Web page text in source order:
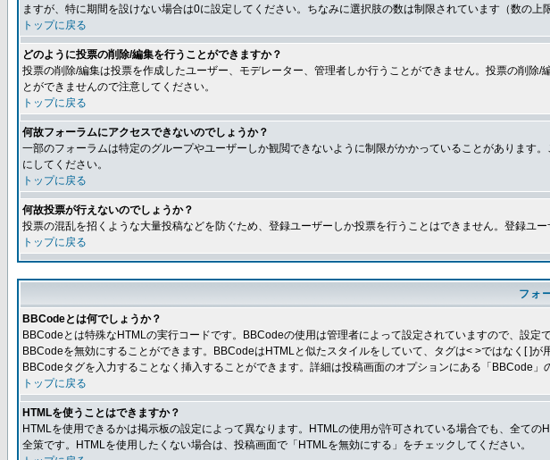
ますが、特に期間を設けない場合は0に設定してください。ちなみに選択肢の数は制限されています（数の上
トップに戻る
どのように投票の削除/編集を行うことができますか？
投票の削除/編集は投票を作成したユーザー、モデレーター、管理者しか行うことができません。投票の削
とができませんので注意してください。
トップに戻る
何故フォーラムにアクセスできないのでしょうか？
一部のフォーラムは特定のグループやユーザーしか観閲できないように制限がかかっていることがあります
にしてください。
トップに戻る
何故投票が行えないのでしょうか？
投票の混乱を招くような大量投稿などを防ぐため、登録ユーザーしか投票を行うことはできません。登録ユ
トップに戻る
フォ
BBCodeとは何でしょうか？
BBCodeとは特殊なHTMLの実行コードです。BBCodeの使用は管理者によって設定されていますので、設
BBCodeを無効にすることができます。BBCodeはHTMLと似たスタイルをしていて、タグは< >ではなく[ ]
BBCodeタグを入力することなく挿入することができます。詳細は投稿画面のオプションにある「BBCode」
トップに戻る
HTMLを使うことはできますか？
HTMLを使用できるかは掲示板の設定によって異なります。HTMLの使用が許可されている場合でも、全て
全策です。HTMLを使用したくない場合は、投稿画面で「HTMLを無効にする」をチェックしてください。